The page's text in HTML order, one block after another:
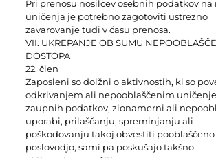
Pri prenosu nosilcev osebnih podatkov na
uničenja je potrebno zagotoviti ustrezno
zavarovanje tudi v času prenosa.
VII. UKREPANJE OB SUMU
DOSTOPA
22. člen
Zaposleni so dolžni o aktivnostih, ki so
odkrivanjem ali nepooblaščenim
zaupnih podatkov, zlonamerni ali
uporabi, prilaščanju, spreminjanju ali
poškodovanju takoj obvestiti pooblaščeno
poslovodjo, sami pa poskušajo takšno